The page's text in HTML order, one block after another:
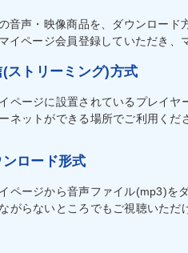
音声・映像商品を、ダウンロード
イページ会員登録していただき、
(ストリーミング)方式
ページに設置されているプレイ
ネットができる場所でご利用くだ
ンロード形式
ページから音声ファイル(mp3)を
がらないところでもご視聴いただ